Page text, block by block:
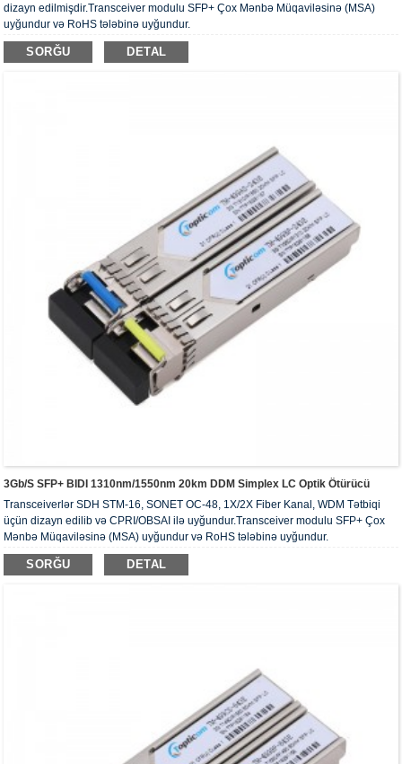
dizayn edilmişdir.Transceiver modulu SFP+ Çox Mənbə Müqaviləsinə (MSA)
uyğundur və RoHS tələbinə uyğundur.
SORĞU DETAL
3Gb/s SFP+ BIDI 1310nm/1550nm 20km DDM Simplex LC Optik Ötürücü
Transceiverlər SDH STM-16, SONET OC-48, 1X/2X Fiber Kanal, WDM Tətbiqi
üçün dizayn edilib və CPRI/OBSAI ilə uyğundur.Transceiver modulu SFP+ Çox
Mənbə Müqaviləsinə (MSA) uyğundur və RoHS tələbinə uyğundur.
SORĞU DETAL